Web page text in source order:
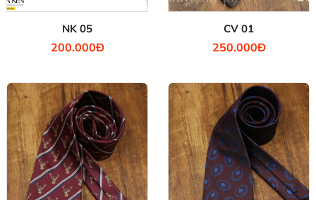
NK 05
200.000Đ
CV 01
250.000Đ